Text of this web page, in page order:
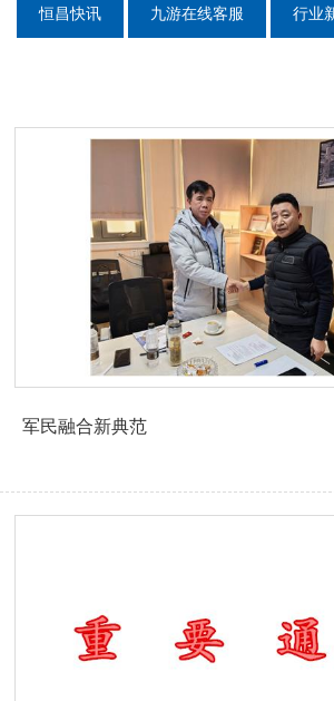
恒昌快讯 九游在线客服 行业
军民融合新典范